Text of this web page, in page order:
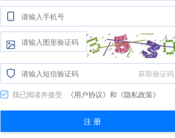
获取验证码
我已阅读并接受 《用户协议》和 《隐私政策》
注 册